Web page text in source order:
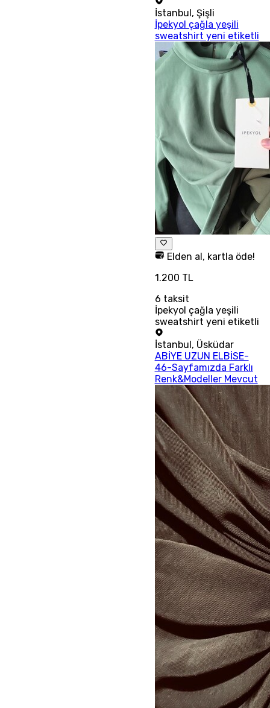
İstanbul, Şişli
İpekyol çağla yeşili
sweatshirt yeni etiketli
Elden al, kartla öde!
1.200 TL
6 taksit
İpekyol çağla yeşili
sweatshirt yeni etiketli
İstanbul, Üsküdar
ABİYE UZUN ELBİSE-
46-Sayfamızda Farklı
Renk&Modeller Mevcut